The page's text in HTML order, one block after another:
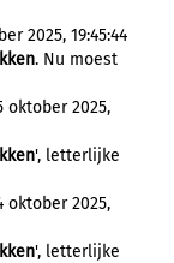
2025, 19:45:44
. Nu moest
oktober 2025,
', letterlijke
oktober 2025,
', letterlijke